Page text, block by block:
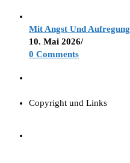
Mit Angst Und Aufregung
10. Mai 2026/
0 Comments
Copyright und Links